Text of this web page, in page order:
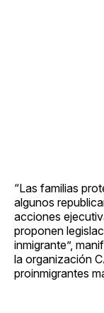
“Las familias
algunos
acciones
proponen
inmigrante”,
la organización
proinmigrantes